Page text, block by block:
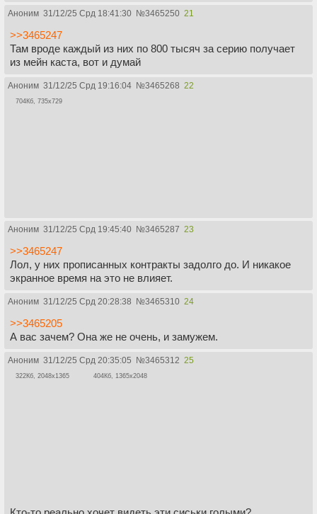
Аноним 31/12/25 Срд 18:41:30 №3465250 21
>>3465247
Там вроде каждый из них по 800 тысяч за серию получает
из мейн каста, вот и думай
Аноним 31/12/25 Срд 19:16:04 №3465268 22
704Кб, 735x729
Аноним 31/12/25 Срд 19:45:40 №3465287 23
>>3465247
Лол, у них прописанных контракты задолго до. И никакое
экранное время на это не влияет.
Аноним 31/12/25 Срд 20:28:38 №3465310 24
>>3465205
А вас зачем? Она же не очень, и замужем.
Аноним 31/12/25 Срд 20:35:05 №3465312 25
322Кб, 2048x1365 404Кб, 1365x2048